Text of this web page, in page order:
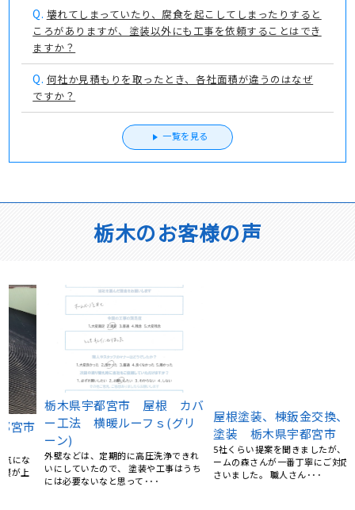
Q. 壊れてしまっていたり、腐食を起こしてしまったりすると
ころがありますが、塗装以外にも工事を依頼することはでき
ますか？
Q. 何社か見積もりを取ったとき、各社面積が違うのはなぜ
ですか？
一覧を見る
栃木のお客様の声
栃木県宇都宮市 屋根 カバ
ー工法 横暖ルーフｓ(グリ
外壁などは、定期的に高圧洗浄できれ
いにしていたので、 塗装や工事はうち
屋根塗装、棟鈑金交換、外壁
塗装 栃木県宇都宮市 N様
5社くらい提案を聞きましたが、リフォ
ームの森さんが一番丁寧にご対応くだ
さいました。 職人さん･･･